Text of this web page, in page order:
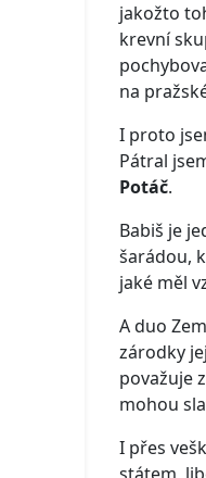
jakožto
krevní
na
I proto
Pátral
Potáč.
Babiš je
šarádou,
jaké měl
A duo
zárodky
považuje
mohou
I přes